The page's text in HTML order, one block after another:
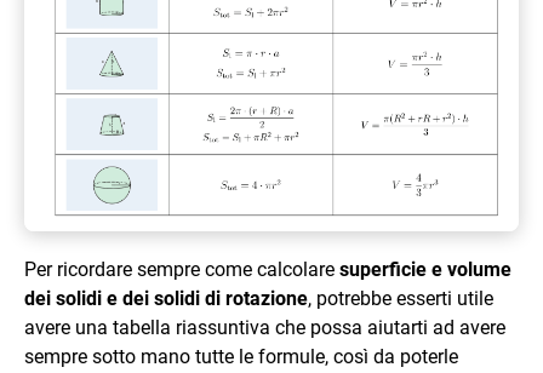
Per ricordare sempre come calcolare superficie e volume
dei solidi e dei solidi di rotazione, potrebbe esserti utile
avere una tabella riassuntiva che possa aiutarti ad avere
sempre sotto mano tutte le formule, così da poterle